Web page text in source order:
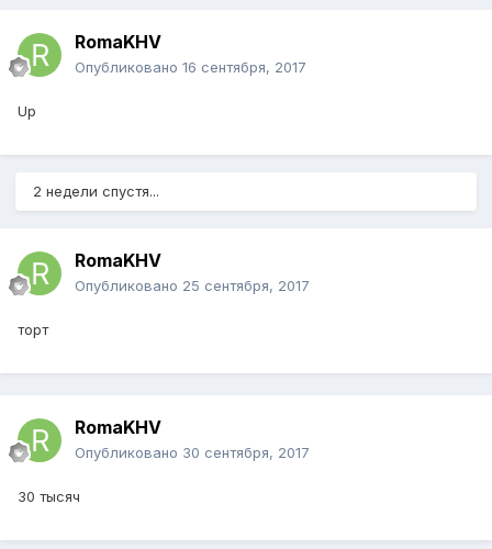
RomaKHV
Опубликовано 16 сентября, 2017
Up
2 недели спустя...
RomaKHV
Опубликовано 25 сентября, 2017
торт
RomaKHV
Опубликовано 30 сентября, 2017
30 тысяч